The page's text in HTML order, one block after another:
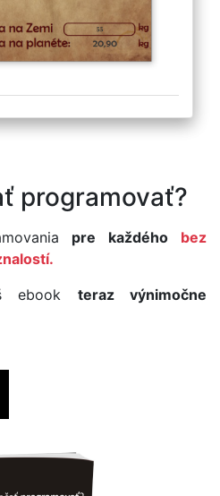
programovať?
pre každého
bez
ebook teraz výnimočne